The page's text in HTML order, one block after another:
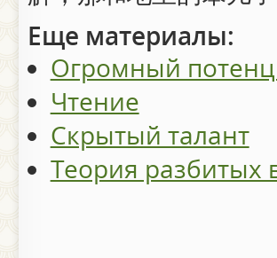
Еще материалы:
Огромный
Чтение
Скрытый талант
Теория разбитых